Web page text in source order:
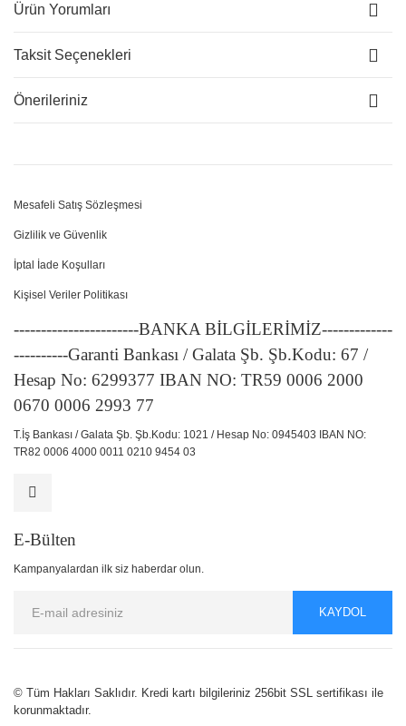
Ürün Yorumları
Taksit Seçenekleri
Önerileriniz
Mesafeli Satış Sözleşmesi
Gizlilik ve Güvenlik
İptal İade Koşulları
Kişisel Veriler Politikası
-----------------------BANKA BİLGİLERİMİZ-------------
----------Garanti Bankası / Galata Şb. Şb.Kodu: 67 /
Hesap No: 6299377 IBAN NO: TR59 0006 2000
0670 0006 2993 77
T.İş Bankası / Galata Şb. Şb.Kodu: 1021 / Hesap No: 0945403 IBAN NO:
TR82 0006 4000 0011 0210 9454 03
E-Bülten
Kampanyalardan ilk siz haberdar olun.
KAYDOL
© Tüm Hakları Saklıdır. Kredi kartı bilgileriniz 256bit SSL sertifikası ile
korunmaktadır.